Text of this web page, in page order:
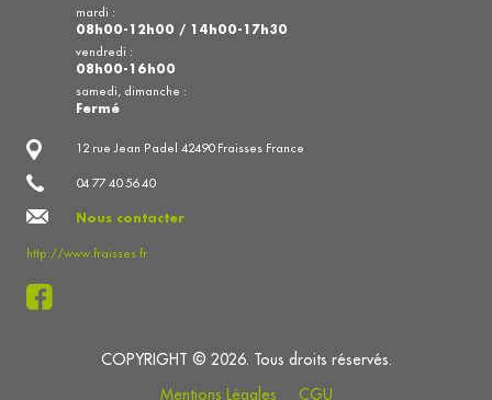
12 rue Jean Padel 42490 Fraisses France
04 77 40 56 40
Nous contacter
http://www.fraisses.fr
mardi :
08h00-12h00 / 14h00-17h30
vendredi :
08h00-16h00
samedi, dimanche :
Fermé
COPYRIGHT © 2026. Tous droits réservés.
Mentions Légales
CGU